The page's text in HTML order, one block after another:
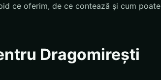
ce oferim, de ce contează și cum poate
Dragomirești